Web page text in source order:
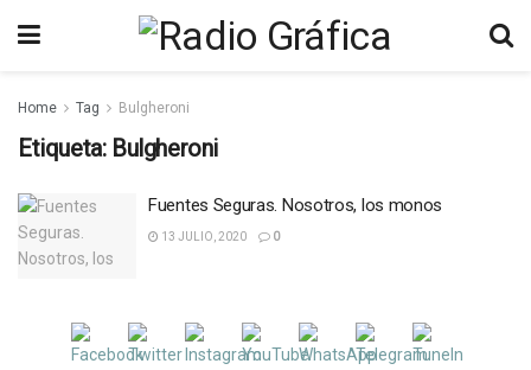
Home Tag Bulgheroni
Etiqueta: Bulgheroni
Fuentes Seguras. Nosotros, los monos
13 JULIO, 2020 0